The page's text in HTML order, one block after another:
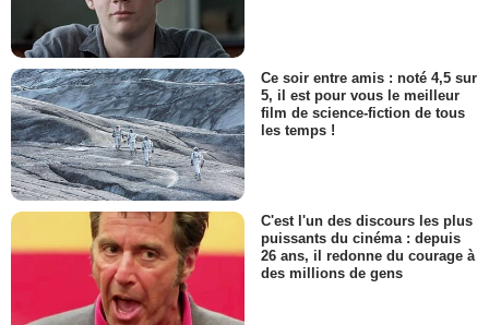
Ce soir entre amis : noté 4,5 sur
5, il est pour vous le meilleur
film de science-fiction de tous
les temps !
C'est l'un des discours les plus
puissants du cinéma : depuis
26 ans, il redonne du courage à
des millions de gens